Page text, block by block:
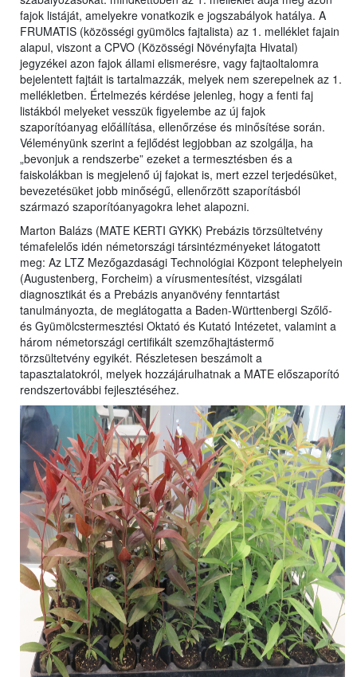
fajok listáját, amelyekre vonatkozik e jogszabályok hatálya. A
FRUMATIS (közösségi gyümölcs fajtalista) az 1. melléklet fajain
alapul, viszont a CPVO (Közösségi Növényfajta Hivatal)
jegyzékei azon fajok állami elismerésre, vagy fajtaoltalomra
bejelentett fajtáit is tartalmazzák, melyek nem szerepelnek az 1.
mellékletben. Értelmezés kérdése jelenleg, hogy a fenti faj
listákból melyeket vesszük figyelembe az új fajok
szaporítóanyag előállítása, ellenőrzése és minősítése során.
Véleményünk szerint a fejlődést legjobban az szolgálja, ha
„bevonjuk a rendszerbe” ezeket a termesztésben és a
faiskolákban is megjelenő új fajokat is, mert ezzel terjedésüket,
bevezetésüket jobb minőségű, ellenőrzött szaporításból
származó szaporítóanyagokra lehet alapozni.
Marton Balázs (MATE KERTI GYKK) Prebázis törzsültetvény
témafelelős idén németországi társintézményeket látogatott
meg: Az LTZ Mezőgazdasági Technológiai Központ telephelyein
(Augustenberg, Forcheim) a vírusmentesítést, vizsgálati
diagnosztikát és a Prebázis anyanövény fenntartást
tanulmányozta, de meglátogatta a Baden-Württenbergi Szőlő-
és Gyümölcstermesztési Oktató és Kutató Intézetet, valamint a
három németországi certifikált szemzőhajtástermő
törzsültetvény egyikét. Részletesen beszámolt a
tapasztalatokról, melyek hozzájárulhatnak a MATE előszaporító
rendszertovábbi fejlesztéséhez.